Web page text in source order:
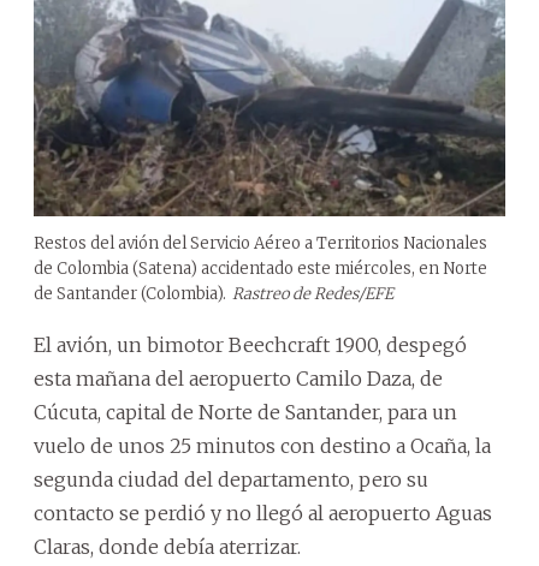
Restos del avión del Servicio Aéreo a Territorios Nacionales
de Colombia (Satena) accidentado este miércoles, en Norte
de Santander (Colombia). Rastreo de Redes/EFE
El avión, un bimotor Beechcraft 1900, despegó
esta mañana del aeropuerto Camilo Daza, de
Cúcuta, capital de Norte de Santander, para un
vuelo de unos 25 minutos con destino a Ocaña, la
segunda ciudad del departamento, pero su
contacto se perdió y no llegó al aeropuerto Aguas
Claras, donde debía aterrizar.